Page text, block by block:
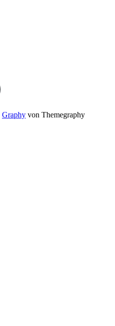
Graphy von Themegraphy